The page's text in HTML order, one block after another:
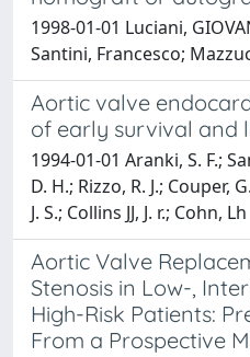
1998-01-01 Luciani,
Santini, Francesco;
Aortic valve
of early survival and
1994-01-01 Aranki, S. F.;
D. H.; Rizzo, R. J.; Couper,
J. S.; Collins JJ, J. r.; Cohn, Lh
Aortic Valve
Stenosis in Low-,
High-Risk Patients:
From a Prospective